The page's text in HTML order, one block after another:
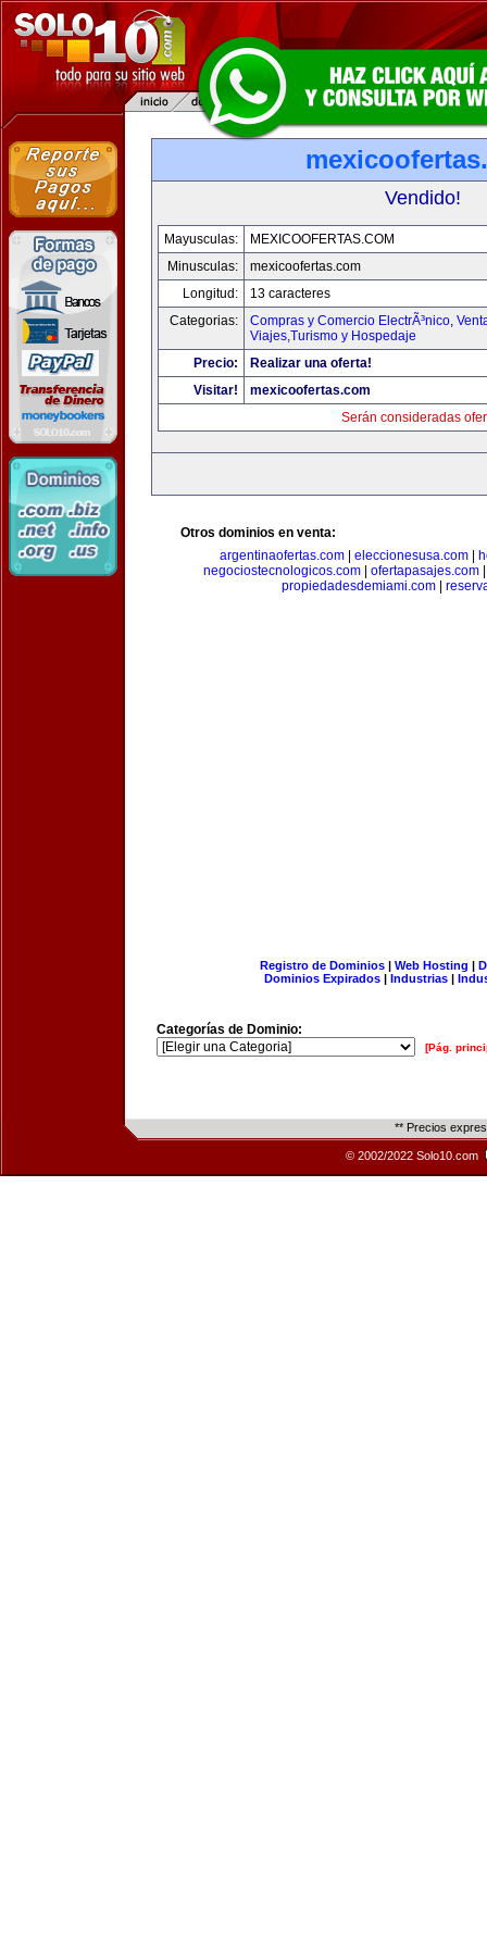
Vendido!
Mayusculas:
MEXICOOFERTAS.COM
Minusculas:
mexicoofertas.com
Longitud:
13 caracteres
Categorias:
Compras y Comercio ElectrÃ³nico,
Viajes,Turismo y Hospedaje
Precio:
Realizar una oferta!
Visitar!
mexicoofertas.com
Serán consideradas
Otros dominios en venta:
argentinaofertas.com| eleccionesusa.com|
negociostecnologicos.com
ofertapasajes.com
propiedadesdemiami.com|
Registro de Dominios| Web Hosting |
Dominios Expirados | Industrias |
Categorías de Dominio:
[Pág.
** Precios
© 2002/2022 Solo10.com